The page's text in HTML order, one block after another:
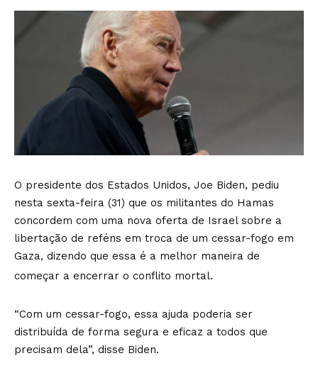
O presidente dos Estados Unidos, Joe Biden, pediu
nesta sexta-feira (31) que os militantes do Hamas
concordem com uma nova oferta de Israel sobre a
libertação de reféns em troca de um cessar-fogo em
Gaza, dizendo que essa é a melhor maneira de
começar a encerrar o conflito mortal.
“Com um cessar-fogo, essa ajuda poderia ser
distribuída de forma segura e eficaz a todos que
precisam dela”, disse Biden.